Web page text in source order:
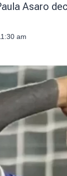
Asaro
am